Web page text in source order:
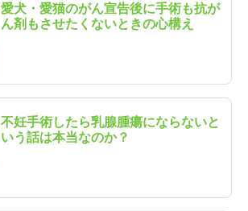
愛犬・愛猫のがん宣告後に手術も抗が
ん剤もさせたくないときの心構え
不妊手術したら乳腺腫瘍にならないと
いう話は本当なのか？